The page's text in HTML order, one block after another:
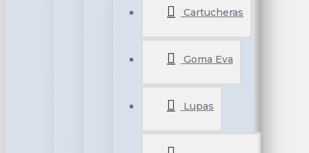
Cartucheras
Goma Eva
Lupas